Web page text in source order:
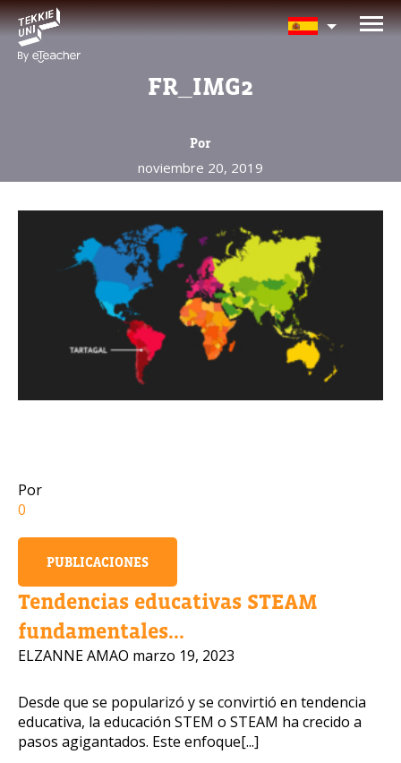
FR_IMG2
Por
noviembre 20, 2019
Por
0
PUBLICACIONES
Tendencias educativas STEAM
fundamentales...
ELZANNE AMAO marzo 19, 2023
Desde que se popularizó y se convirtió en tendencia
educativa, la educación STEM o STEAM ha crecido a
pasos agigantados. Este enfoque[...]
¿Te interesan nuestros
Nombre completo del padre/madre
La edad de su hijo/a
La edad de su hijo/a
Correo electrónico del padre/madre
OBTENER INFORMACIÓN